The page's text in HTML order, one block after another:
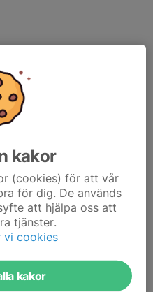
- Maj
samarbete mellan Tranemo
sker den 15:e i
- April
samarbete mellan Tranemo
sker den 15:e i
kakor
(cookies) för att vår
för dig. De används
att hjälpa oss att
tjänster.
vi cookies
kakor